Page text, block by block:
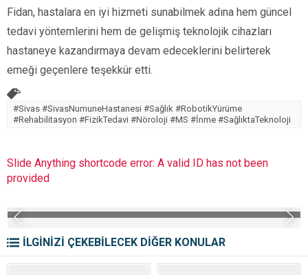
Fidan, hastalara en iyi hizmeti sunabilmek adına hem güncel
tedavi yöntemlerini hem de gelişmiş teknolojik cihazları
hastaneye kazandırmaya devam edeceklerini belirterek
emeği geçenlere teşekkür etti.
#Sivas #SivasNumuneHastanesi #Sağlık #RobotikYürüme
#Rehabilitasyon #FizikTedavi #Nöroloji #MS #İnme #SağlıktaTeknoloji
Slide Anything shortcode error: A valid ID has not been
provided
İLGİNİZİ ÇEKEBİLECEK DİĞER KONULAR